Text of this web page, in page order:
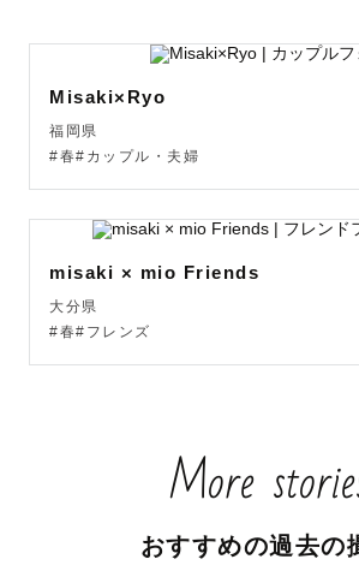
Misaki×Ryo
福岡県
#春#カップル・夫婦
misaki × mio Friends
大分県
#春#フレンズ
More
おすすめの過去の